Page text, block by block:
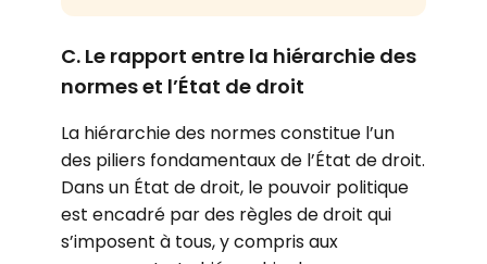
C. Le rapport entre la hiérarchie des
normes et l’État de droit
La hiérarchie des normes constitue l’un
des piliers fondamentaux de l’État de droit.
Dans un État de droit, le pouvoir politique
est encadré par des règles de droit qui
s’imposent à tous, y compris aux